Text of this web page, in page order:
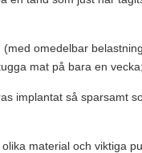
omedelbar
mat på bara en vecka;
implantat så sparsamt
material och viktiga